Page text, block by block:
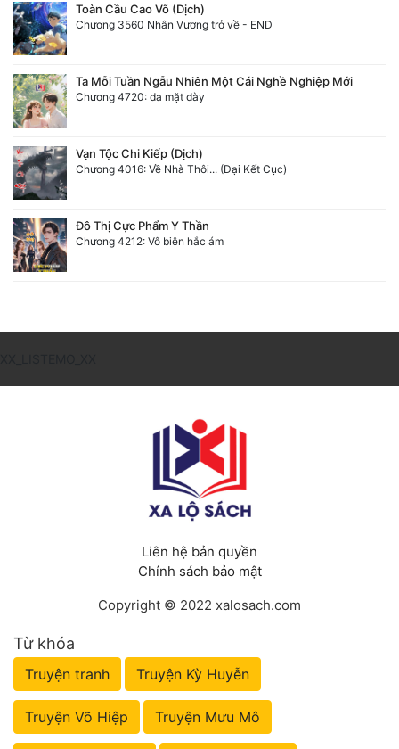
Toàn Cầu Cao Võ (Dịch)
Chương 3560 Nhân Vương trở về - END
Ta Mỗi Tuần Ngẫu Nhiên Một Cái Nghề Nghiệp Mới
Chương 4720: da mặt dày
Vạn Tộc Chi Kiếp (Dịch)
Chương 4016: Về Nhà Thôi... (Đại Kết Cục)
Đô Thị Cực Phẩm Y Thần
Chương 4212: Vô biên hắc ám
Liên hệ bản quyền
Chính sách bảo mật
Copyright © 2022 xalosach.com
Từ khóa
Truyện tranh Truyện Kỳ Huyễn
Truyện Võ Hiệp Truyện Mưu Mô